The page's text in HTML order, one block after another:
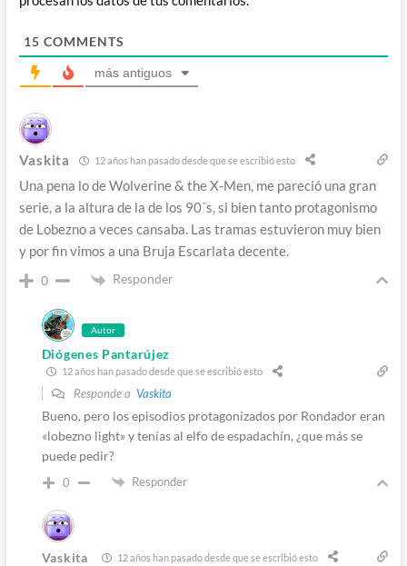
15 COMMENTS
más antiguos
Vaskita 12 años han pasado desde que se escribió esto
Una pena lo de Wolverine & the X-Men, me pareció una gran
serie, a la altura de la de los 90´s, si bien tanto protagonismo
de Lobezno a veces cansaba. Las tramas estuvieron muy bien
y por fin vimos a una Bruja Escarlata decente.
0 Responder
Autor
Diógenes Pantarújez
12 años han pasado desde que se escribió esto
Responde a Vaskita
Bueno, pero los episodios protagonizados por Rondador eran
«lobezno light» y tenías al elfo de espadachín, ¿que más se
puede pedir?
0 Responder
Vaskita 12 años han pasado desde que se escribió esto